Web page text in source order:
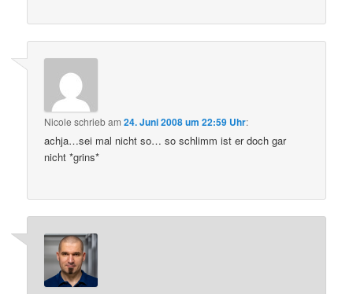
Nicole schriebam24. Juni 2008 um 22:59 Uhr:
achja…sei mal nicht so… so schlimm ist er doch gar
nicht *grins*